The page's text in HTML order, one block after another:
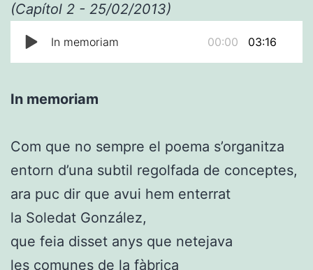
(Capítol 2 - 25/02/2013)
00:00 03:16
In memoriam
In memoriam
Com que no sempre el poema s’organitza
entorn d’una subtil regolfada de conceptes,
ara puc dir que avui hem enterrat
la Soledat González,
que feia disset anys que netejava
les comunes de la fàbrica